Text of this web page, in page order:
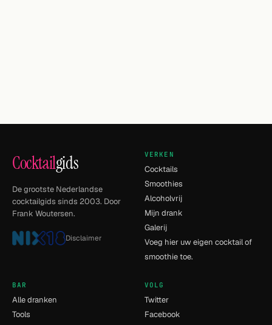
Cocktailgids
De grootste Nederlandse
cocktailgids sinds 2003. Door
Frank Woutersen.
Disclaimer
VERKEN
Cocktails
Smoothies
Alcoholvrij
Mijn drank
Galerij
Voeg hier uw eigen cocktail of
smoothie toe.
BAR
Alle dranken
Tools
VOLG
Twitter
Facebook